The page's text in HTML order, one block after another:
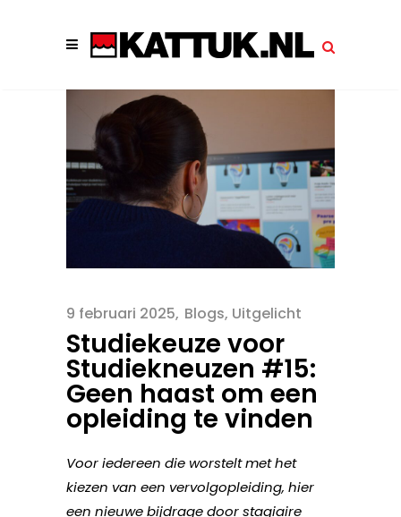
9 februari 2025 Blogs, Uitgelicht
Studiekeuze voor
Studiekneuzen #15:
Geen haast om een
opleiding te vinden
Voor iedereen die worstelt met het
kiezen van een vervolgopleiding, hier
een nieuwe bijdrage door stagiaire